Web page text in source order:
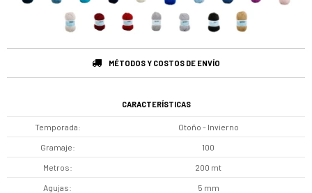
MÉTODOS Y COSTOS DE ENVÍO
CARACTERÍSTICAS
Temporada Otoño - Invierno
Gramaje 100
Metros 200 mt
Agujas 5 mm